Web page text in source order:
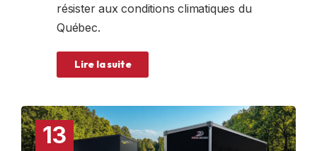
résister aux conditions climatiques du
Québec.
Lire la suite
13